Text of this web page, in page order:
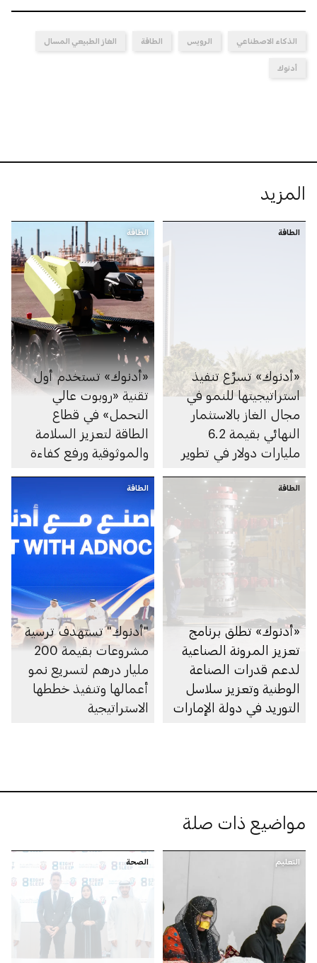
الذكاء الاصطناعي الرويس الطاقة الغاز الطبيعي المسال
أدنوك
المزيد
الطاقة
«أدنوك» تسرِّع تنفيذ
استراتيجيتها للنمو في
مجال الغاز بالاستثمار
النهائي بقيمة 6.2
مليارات دولار في تطوير
الشيف في أبوظبي
الطاقة
«أدنوك» تستخدم أول
تقنية «روبوت عالي
التحمل» في قطاع
الطاقة لتعزيز السلامة
والموثوقية ورفع كفاءة
الطاقة
«أدنوك» تطلق برنامج
تعزيز المرونة الصناعية
لدعم قدرات الصناعة
الوطنية وتعزيز سلاسل
التوريد في دولة الإمارات
الطاقة
"أدنوك" تستهدف ترسية
مشروعات بقيمة 200
مليار درهم لتسريع نمو
أعمالها وتنفيذ خططها
الاستراتيجية
مواضيع ذات صلة
التعليم الصحة